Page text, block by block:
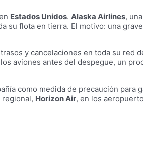
Estados Unidos. Alaska Airlines,
su flota en tierra. El motivo: una
y cancelaciones en toda su red
aviones antes del despegue, un
como medida de precaución
Horizon Air, en los